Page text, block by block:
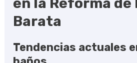
Barata
Tendencias actuales